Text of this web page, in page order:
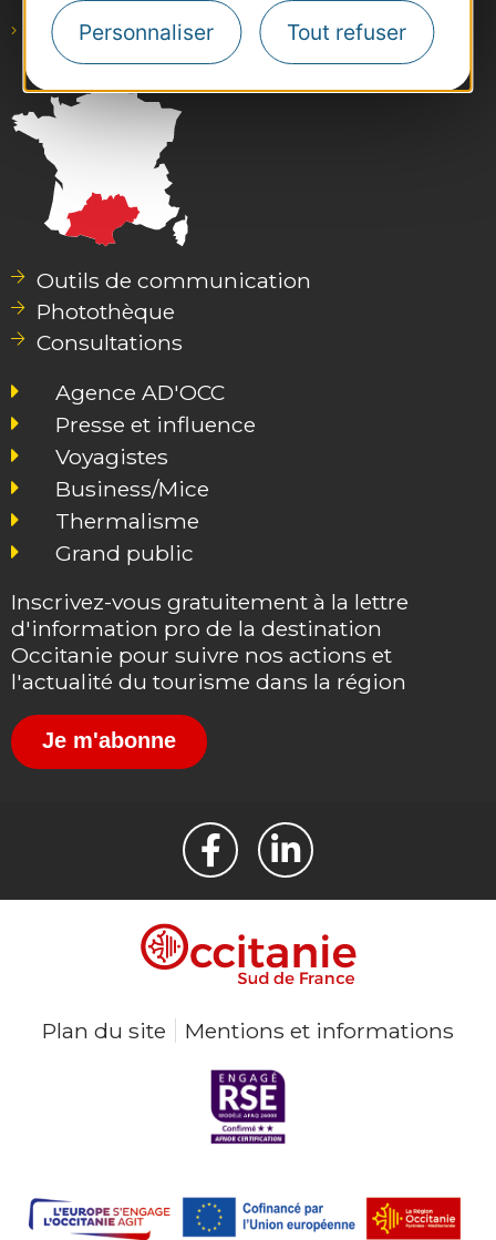
Personnaliser Tout refuser
pro@agence-adocc.com
Outils de communication
Photothèque
Consultations
Agence AD'OCC
Presse et influence
Voyagistes
Business/Mice
Thermalisme
Grand public
Inscrivez-vous gratuitement à la lettre
d'information pro de la destination
Occitanie pour suivre nos actions et
l'actualité du tourisme dans la région
Je m'abonne
Plan du site Mentions et informations